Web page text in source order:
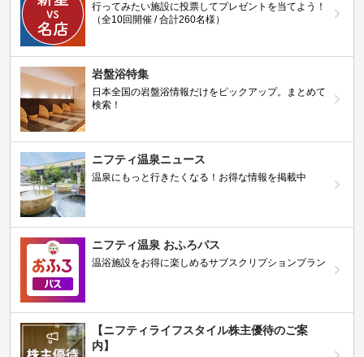
行ってみたい施設に投票してプレゼントを当てよう！
（全10回開催 / 合計260名様）
岩盤浴特集
日本全国の岩盤浴情報だけをピックアップ。まとめて
検索！
ニフティ温泉ニュース
温泉にもっと行きたくなる！お得な情報を掲載中
ニフティ温泉 おふろパス
温浴施設をお得に楽しめるサブスクリプションプラン
【ニフティライフスタイル株主優待のご案
内】